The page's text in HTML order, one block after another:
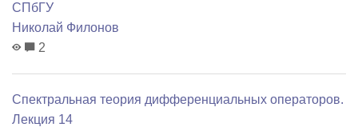
СПбГУ
Николай Филонов
2
Спектральная теория дифференциальных операторов.
Лекция 14